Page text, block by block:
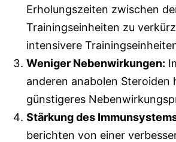
Erholungszeiten zwischen
Trainingseinheiten zu
intensivere
Weniger Nebenwirkungen:
anderen anabolen Steroiden
günstigeres
Stärkung des
berichten von einer